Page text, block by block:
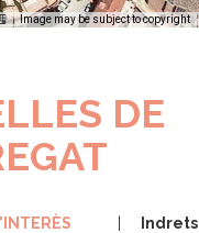
Image may be subject to copyright
DE
Indrets